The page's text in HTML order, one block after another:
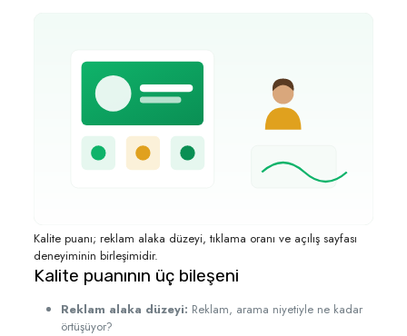
Kalite puanı; reklam alaka düzeyi, tıklama oranı ve açılış sayfası
deneyiminin birleşimidir.
Kalite puanının üç bileşeni
Reklam alaka düzeyi: Reklam, arama niyetiyle ne kadar
örtüşüyor?